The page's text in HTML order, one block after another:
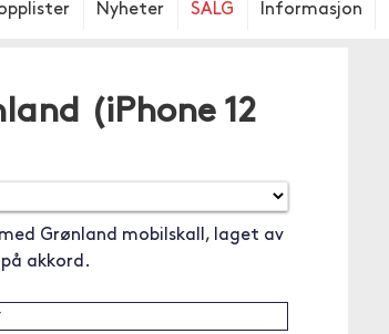
Nyheter SALG Informasjon
(iPhone 12
Grønland mobilskall, laget av
akkord.